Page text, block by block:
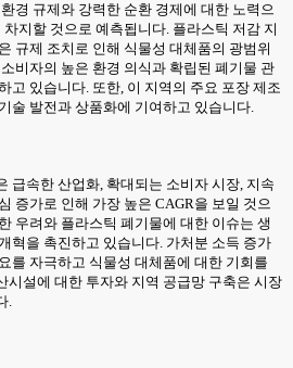
경 규제와 강력한 순환 경제에 대한 노력으
지할 것으로 예측됩니다. 플라스틱 저감 지
규제 조치로 인해 식물성 대체품의 광범위
비자의 높은 환경 의식과 확립된 폐기물 관
고 있습니다. 또한, 이 지역의 주요 포장 제조
술 발전과 상품화에 기여하고 있습니다.
급속한 산업화, 확대되는 소비자 시장, 지속
증가로 인해 가장 높은 CAGR을 보일 것으
우려와 플라스틱 폐기물에 대한 이슈는 생
혁을 촉진하고 있습니다. 가처분 소득 증가
를 자극하고 식물성 대체품에 대한 기회를
시설에 대한 투자와 지역 공급망 구축은 시장
.